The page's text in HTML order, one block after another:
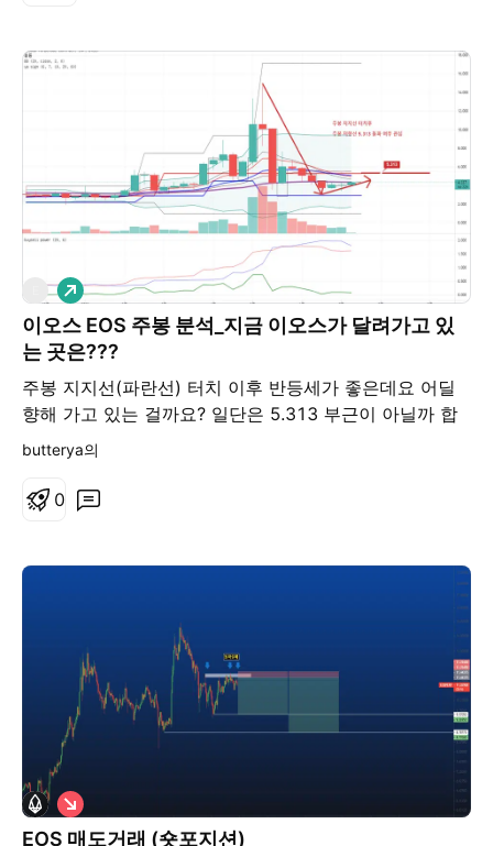
이오스 EOS 주봉 분석_지금 이오스가 달려가고 있
는 곳은???
주봉 지지선(파란선) 터치 이후 반등세가 좋은데요 어딜
향해 가고 있는 걸까요? 일단은 5.313 부근이 아닐까 합
니다. 바닥에서 롱 잡으신 분들 축하드립니다.
롱
butterya의
0
EOS 매도거래 (숏포지션)
숏